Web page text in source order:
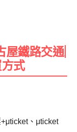
鐵路交通|
式
、μticket